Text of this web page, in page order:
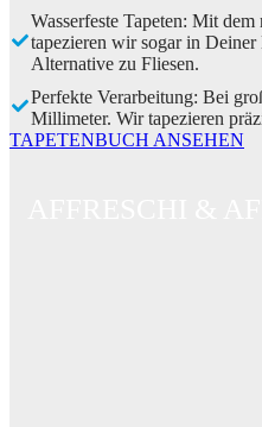
Wasserfeste Tapeten: Mit
tapezieren wir sogar in Deiner
Alternative zu Fliesen.
Perfekte Verarbeitung: Bei
Millimeter. Wir tapezieren
TAPETENBUCH ANSEHEN